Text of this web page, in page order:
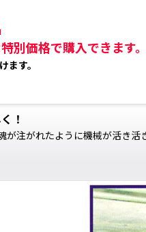
別価格で購入できます。
ます。
！
が注がれたように機械が活き